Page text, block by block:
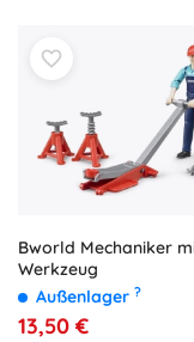
Bworld Mechaniker
Werkzeug
Außenlager ?
13,50 €